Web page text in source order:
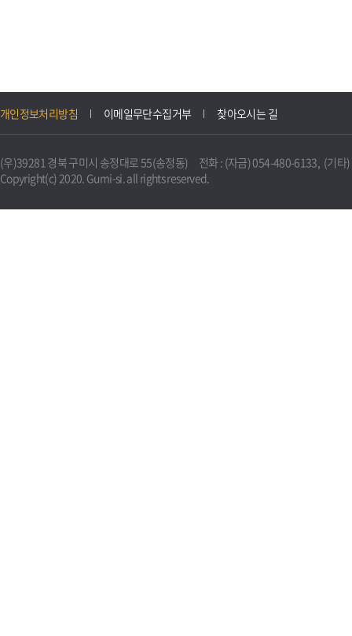
개인정보처리방침 이메일무단수집거부 찾아오시는 길
(우)39281 경북 구미시 송정대로 55(송정동) 전화 : (자금) 054-480-6133, (기타
Copyright(c) 2020. Gumi-si. all rights reserved.